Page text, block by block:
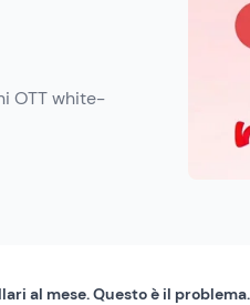
OTT white-
al mese. Questo è il problema.